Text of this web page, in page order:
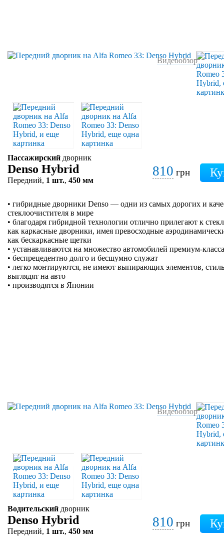
Видеообзор
Пассажирский дворник
Denso Hybrid
Передний, 1 шт., 450 мм
810 грн
• гибридные дворники Denso — одни из самых дорогих и
стеклоочистителя в мире
• благодаря гибридной технологии отлично прилегают к
как каркасные дворники, имея превосходные
как бескаркасные щетки
• устанавливаются на множество автомобилей премиум-
• беспрецедентно долго и бесшумно служат
• легко монтируются, не имеют выпирающих элементов,
выглядят на авто
• производятся в Японии
Видеообзор
Водительский дворник
Denso Hybrid
Передний, 1 шт., 450 мм
810 грн